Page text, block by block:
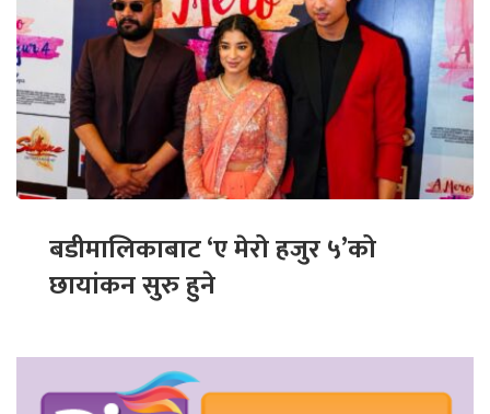
बडीमालिकाबाट ‘ए मेरो हजुर ५’को
छायांकन सुरु हुने